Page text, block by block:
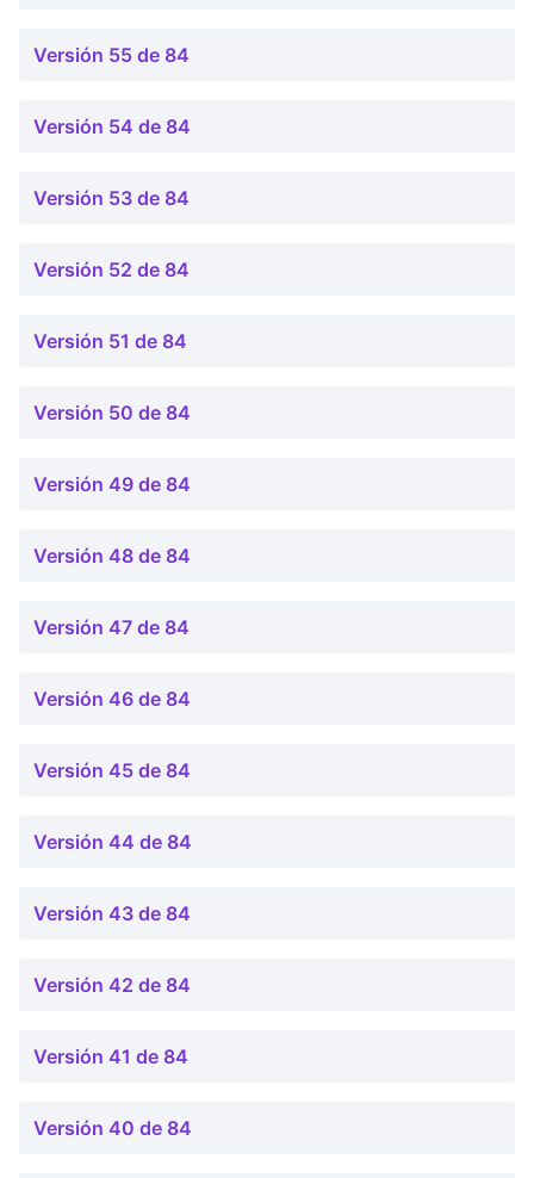
Versión 55 de 84
Versión 54 de 84
Versión 53 de 84
Versión 52 de 84
Versión 51 de 84
Versión 50 de 84
Versión 49 de 84
Versión 48 de 84
Versión 47 de 84
Versión 46 de 84
Versión 45 de 84
Versión 44 de 84
Versión 43 de 84
Versión 42 de 84
Versión 41 de 84
Versión 40 de 84